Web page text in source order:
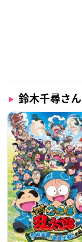
鈴木千尋さ